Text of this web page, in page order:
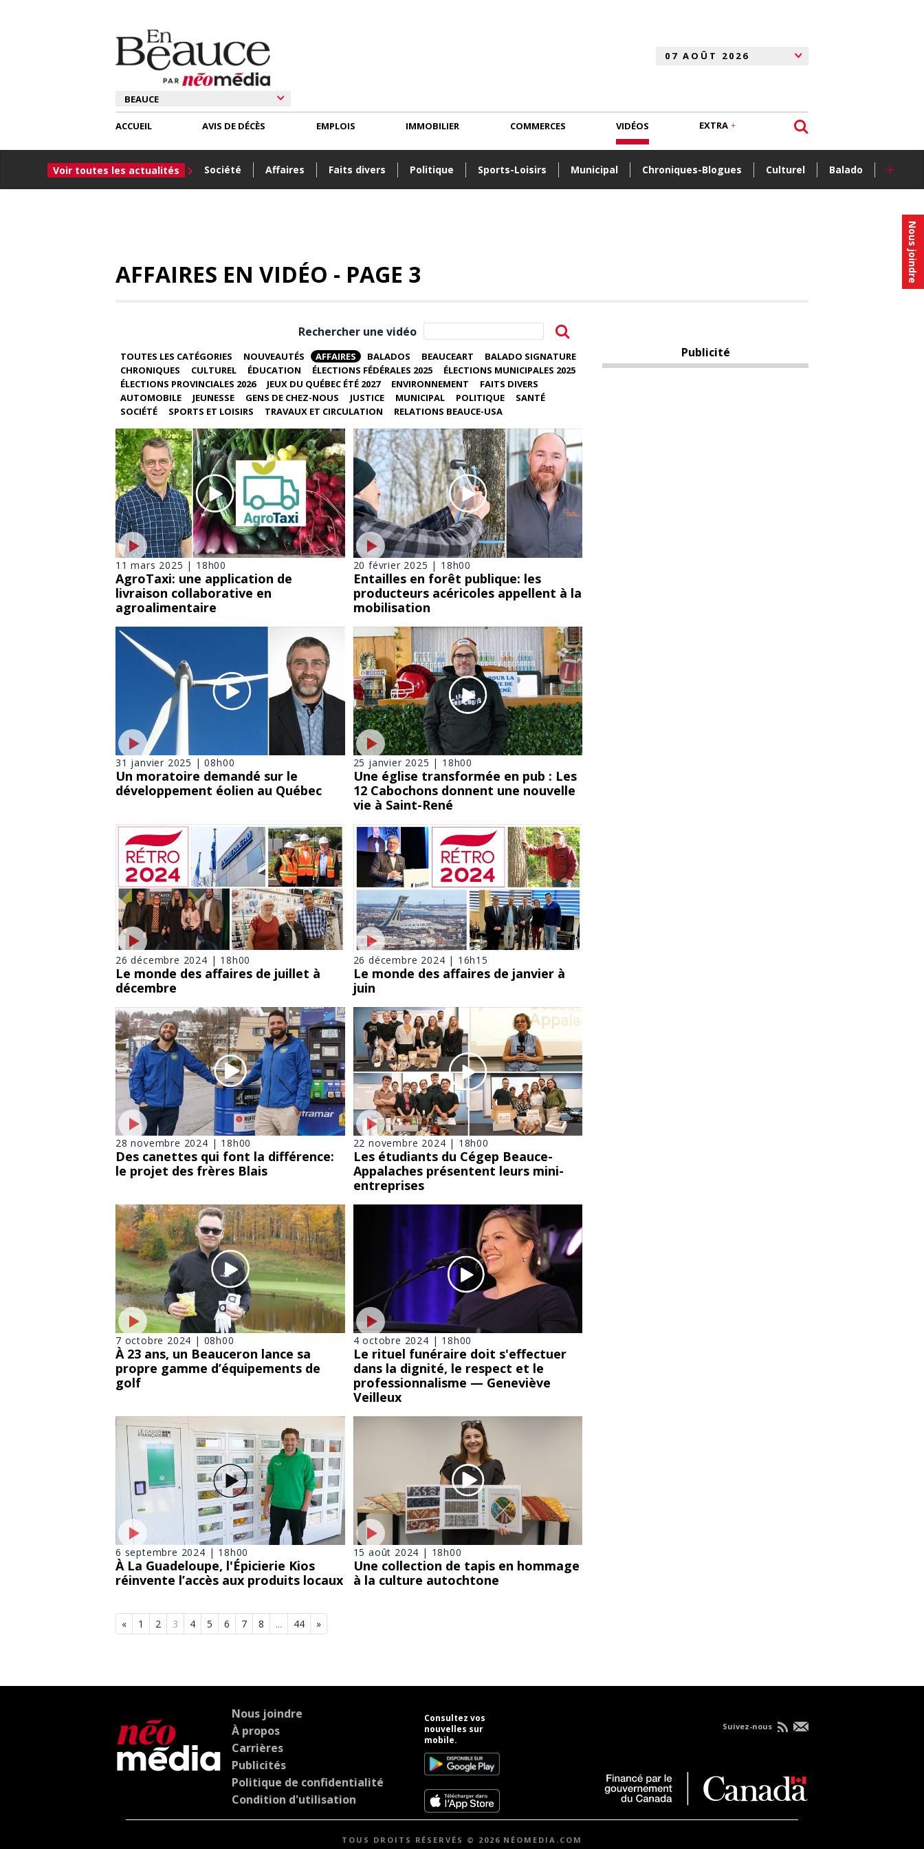
Nous joindre
ACCUEIL
Voir toutes les actualités Société Affaires Faits divers Politique Sports-Loisirs Municipal Chroniques-Blogues Culturel Balado +
AVIS DE DÉCÈS EMPLOIS IMMOBILIER COMMERCES VIDÉOS EXTRA
AFFAIRES EN VIDÉO - PAGE 3
Rechercher une vidéo
TOUTES LES CATÉGORIES NOUVEAUTÉS AFFAIRES BALADOS BEAUCEART
BALADO SIGNATURE
CHRONIQUES
CULTUREL ÉDUCATION ÉLECTIONS FÉDÉRALES 2025
ÉLECTIONS MUNICIPALES 2025
ÉLECTIONS PROVINCIALES 2026
JEUX DU QUÉBEC ÉTÉ 2027 ENVIRONNEMENT
FAITS DIVERS
AUTOMOBILE
JEUNESSE GENS DE CHEZ-NOUS JUSTICE MUNICIPAL POLITIQUE
SANTÉ
SOCIÉTÉ
SPORTS ET LOISIRS TRAVAUX ET CIRCULATION RELATIONS BEAUCE-USA
11 mars 2025 | 18h00
AgroTaxi: une application de
livraison collaborative en
agroalimentaire
20 février 2025 | 18h00
Entailles en forêt publique: les
producteurs acéricoles appellent à la
mobilisation
31 janvier 2025 | 08h00
Un moratoire demandé sur le
développement éolien au Québec
25 janvier 2025 | 18h00
Une église transformée en pub : Les
12 Cabochons donnent une nouvelle
vie à Saint-René
26 décembre 2024 | 18h00
Le monde des affaires de juillet à
décembre
26 décembre 2024 | 16h15
Le monde des affaires de janvier à
juin
28 novembre 2024 | 18h00
Des canettes qui font la différence:
le projet des frères Blais
22 novembre 2024 | 18h00
Les étudiants du Cégep Beauce-
Appalaches présentent leurs mini-
entreprises
7 octobre 2024 | 08h00
À 23 ans, un Beauceron lance sa
propre gamme d’équipements de
golf
4 octobre 2024 | 18h00
Le rituel funéraire doit s'effectuer
dans la dignité, le respect et le
professionnalisme — Geneviève
Veilleux
6 septembre 2024 | 18h00
À La Guadeloupe, l'Épicierie Kios
réinvente l’accès aux produits locaux
15 août 2024 | 18h00
Une collection de tapis en hommage
à la culture autochtone
« 1 2 3 4 5 6 7 8 ... 44 »
Publicité
Nous joindre
À propos
Carrières
Publicités
Politique de confidentialité
Condition d'utilisation
Consultez vos
nouvelles sur
mobile.
Suivez-nous
TOUS DROITS RÉSERVÉS © 2026 NÉOMEDIA.COM